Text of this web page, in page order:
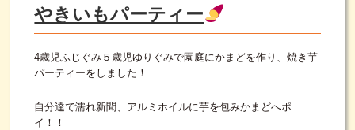
やきいもパーティー
4歳児ふじぐみ５歳児ゆりぐみで園庭にかまどを作り、焼き芋
パーティーをしました！
自分達で濡れ新聞、アルミホイルに芋を包みかまどへポ
イ！！